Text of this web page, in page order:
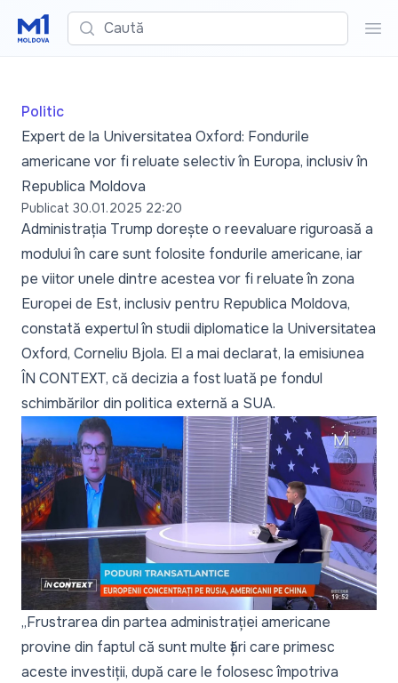
Caută
Politic
Expert de la Universitatea Oxford: Fondurile
americane vor fi reluate selectiv în Europa, inclusiv în
Republica Moldova
Publicat 30.01.2025 22:20
Administrația Trump dorește o reevaluare riguroasă a
modului în care sunt folosite fondurile americane, iar
pe viitor unele dintre acestea vor fi reluate în zona
Europei de Est, inclusiv pentru Republica Moldova,
constată expertul în studii diplomatice la Universitatea
Oxford, Corneliu Bjola. El a mai declarat, la emisiunea
ÎN CONTEXT, că decizia a fost luată pe fondul
schimbărilor din politica externă a SUA.
„Frustrarea din partea administrației americane
provine din faptul că sunt multe țări care primesc
aceste investiții, după care le folosesc împotriva